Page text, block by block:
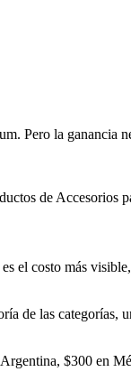
Pero la ganancia
de Accesorios
el costo más
de las categorías,
$300 en